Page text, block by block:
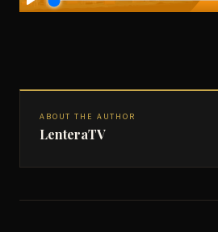
ABOUT THE AUTHOR
LenteraTV